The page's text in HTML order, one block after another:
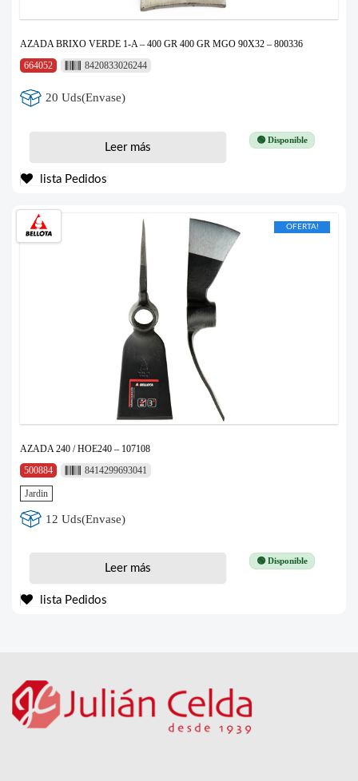
AZADA BRIXO VERDE 1-A – 400 GR 400 GR MGO 90X32 – 800336
664052
8420833026244
20 Uds(Envase)
🟢 Disponible
Leer más
lista Pedidos
OFERTA!
AZADA 240 / HOE240 – 107108
500884
8414299693041
Jardin
12 Uds(Envase)
🟢 Disponible
Leer más
lista Pedidos